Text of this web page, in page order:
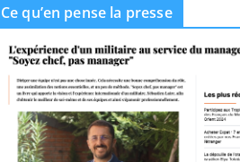
Ce qu’en pense la presse